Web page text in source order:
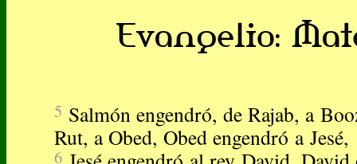
Evangelio:
5 Salmón engendró, de Rajab, a
Rut, a Obed, Obed engendró a Jesé,
6